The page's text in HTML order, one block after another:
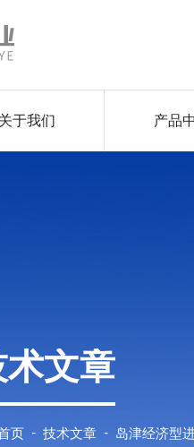
关于我们 产品
术文章
页 - 技术文章 - 岛津经济型